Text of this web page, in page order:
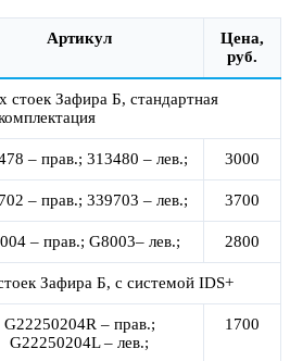
Артикул
Цена,
руб.
стоек Зафира Б, стандартная
– прав.; 313480 – лев.; 3000
– прав.; 339703 – лев.; 3700
– прав.; G8003– лев.; 2800
Зафира Б, с системой IDS+
G22250204R – прав.;
G22250204L – лев.;
1700